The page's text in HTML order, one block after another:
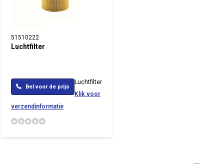
51510222
Luchtfilter
Bel voor de prijs
Luchtfilter
Klik voor
verzendinformatie